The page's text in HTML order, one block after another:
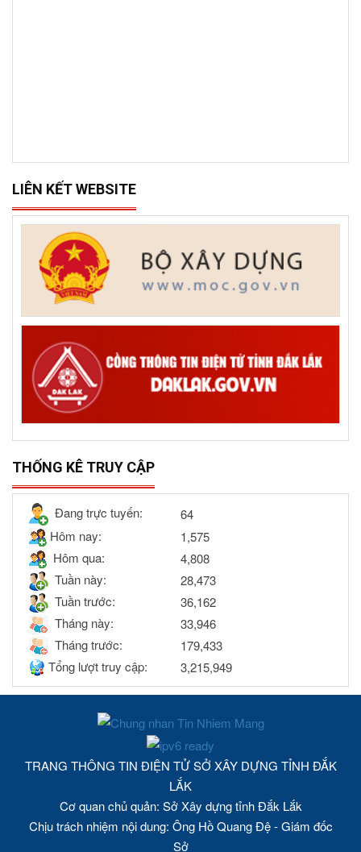
LIÊN KẾT WEBSITE
THỐNG KÊ TRUY CẬP
Đang trực tuyến:
64
Hôm nay:
1,575
Hôm qua:
4,808
Tuần này:
28,473
Tuần trước:
36,162
Tháng này:
33,946
Tháng trước:
179,433
Tổng lượt truy cập:
3,215,949
TRANG THÔNG TIN ĐIỆN TỬ SỞ XÂY DỰNG TỈNH ĐẮK
LẮK
Cơ quan chủ quản: Sở Xây dựng tỉnh Đắk Lắk
Chịu trách nhiệm nội dung: Ông Hồ Quang Đệ - Giám đốc
Sở